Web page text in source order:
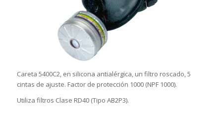
Careta 5400C2, en silicona antialérgica, un filtro roscado, 5
cintas de ajuste. Factor de protección 1000 (NPF 1000).
Utiliza filtros Clase RD40 (Tipo AB2P3).